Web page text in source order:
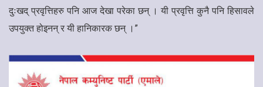
दुःखद् प्रवृत्तिहरु पनि आज देखा परेका छन् । यी प्रवृत्ति कुनै पनि हिसावले
उपयुक्त होइनन् र यी हानिकारक छन् ।”